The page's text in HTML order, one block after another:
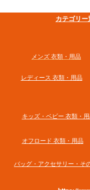
カテゴリ
メンズ 衣類・用品
​レディース 衣類・用品
キッズ・ベビー 衣類・
オフロード 衣類・用品
バッグ・アクセサリー・そ